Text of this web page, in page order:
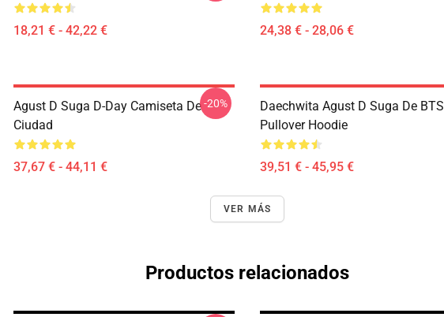
18,21 € - 42,22 € 24,38 € - 28,06 €
Agust D Suga D-Day Camiseta De
Ciudad
37,67 € - 44,11 €
-20%
Daechwita Agust D Suga De BTS
Pullover Hoodie
39,51 € - 45,95 €
VER MÁS
Productos relacionados